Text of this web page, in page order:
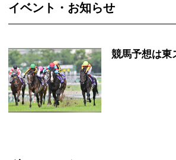
イベント・お知らせ
競馬予想は東